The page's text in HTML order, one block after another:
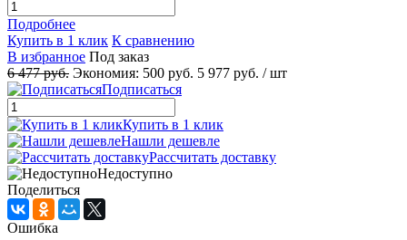
Подробнее
Купить в 1 клик К сравнению
В избранное Под заказ
6 477 руб. Экономия: 500 руб. 5 977 руб. / шт
Подписаться
Купить в 1 клик
Нашли дешевле
Рассчитать доставку
Недоступно
Поделиться
Ошибка